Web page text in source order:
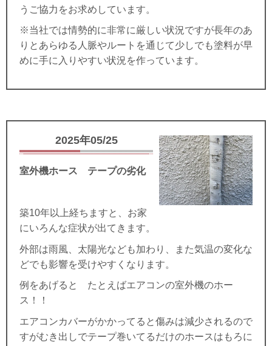
うご協力をお求めしています。
※当社では情勢的に非常に厳しい状況ですが長年のあ
りとあらゆる人脈やルートを通じて少しでも塗料が早
めに手に入りやすい状況を作っています。
2025年05/25
室外機ホース テープの劣化
築10年以上経ちますと、お家
にいろんな症状が出てきます。
外部は雨風、太陽光なども加わり、また気温の変化な
どでも影響を受けやすくなります。
例をあげると たとえばエアコンの室外機のホー
ス！！
エアコンカバーがかかってると傷みは減少されるので
すがむき出しでテープ巻いてるだけのホースはもろに